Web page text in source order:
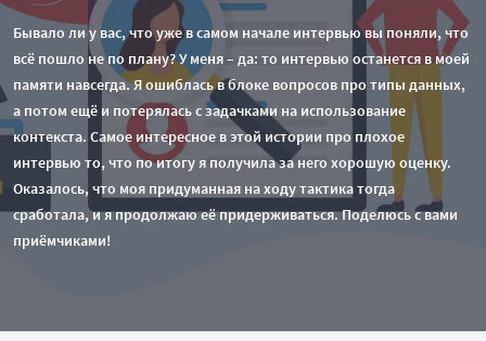
Бывало ли у вас, что уже в самом начале интервью вы поняли, что
всё пошло не по плану? У меня – да: то интервью останется в моей
памяти навсегда. Я ошиблась в блоке вопросов про типы данных,
а потом ещё и потерялась с задачками на использование
контекста. Самое интересное в этой истории про плохое
интервью то, что по итогу я получила за него хорошую оценку.
Оказалось, что моя придуманная на ходу тактика тогда
сработала, и я продолжаю её придерживаться. Поделюсь с вами
приёмчиками!